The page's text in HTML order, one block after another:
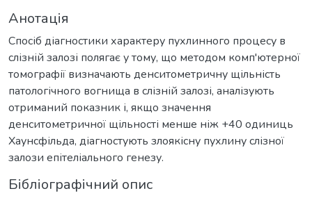
Анотація
Спосіб діагностики характеру пухлинного процесу в
слізній залозі полягає у тому, що методом комп'ютерної
томографії визначають денситометричну щільність
патологічного вогнища в слізній залозі, аналізують
отриманий показник і, якщо значення
денситометричної щільності менше ніж +40 одиниць
Хаунсфільда, діагностують злоякісну пухлину слізної
залози епітеліального генезу.
Бібліографічний опис